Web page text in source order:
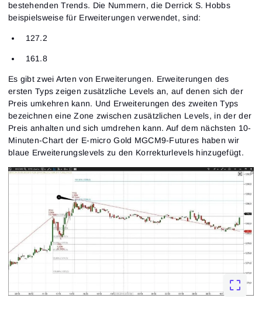
bestehenden Trends. Die Nummern, die Derrick S. Hobbs
beispielsweise für Erweiterungen verwendet, sind:
127.2
161.8
Es gibt zwei Arten von Erweiterungen. Erweiterungen des
ersten Typs zeigen zusätzliche Levels an, auf denen sich der
Preis umkehren kann. Und Erweiterungen des zweiten Typs
bezeichnen eine Zone zwischen zusätzlichen Levels, in der der
Preis anhalten und sich umdrehen kann. Auf dem nächsten 10-
Minuten-Chart der E-micro Gold MGCM9-Futures haben wir
blaue Erweiterungslevels zu den Korrekturlevels hinzugefügt.